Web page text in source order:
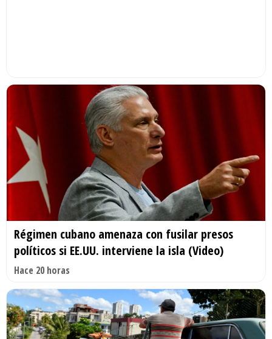
Régimen cubano amenaza con fusilar presos
políticos si EE.UU. interviene la isla (Video)
Hace 20 horas